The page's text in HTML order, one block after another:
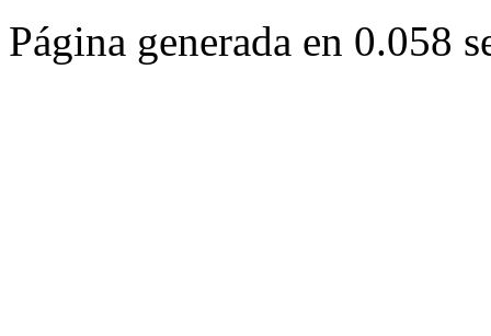
Página generada en 0.058